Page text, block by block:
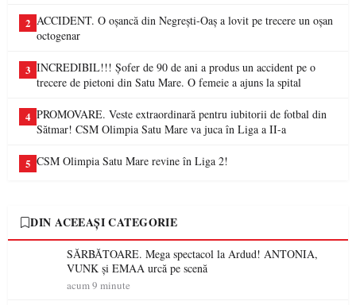
2 ACCIDENT. O oșancă din Negrești-Oaș a lovit pe trecere un oșan
octogenar
3 INCREDIBIL!!! Șofer de 90 de ani a produs un accident pe o
trecere de pietoni din Satu Mare. O femeie a ajuns la spital
4 PROMOVARE. Veste extraordinară pentru iubitorii de fotbal din
Sătmar! CSM Olimpia Satu Mare va juca în Liga a II-a
5 CSM Olimpia Satu Mare revine în Liga 2!
DIN ACEEAȘI CATEGORIE
SĂRBĂTOARE. Mega spectacol la Ardud! ANTONIA,
VUNK și EMAA urcă pe scenă
acum 9 minute